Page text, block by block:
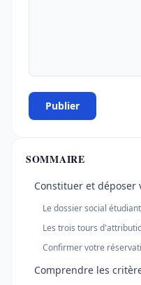
Publier
SOMMAIRE
Constituer et
Le dossier social
Les trois tours
Confirmer votre
Comprendre les